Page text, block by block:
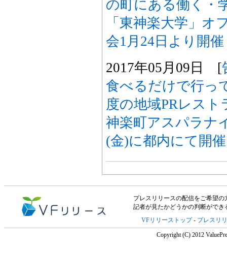
の町にある働く・
「東神楽大学」オ
会1月24日より開催
2017年05月09日 [
食べるだけで行っ
度の地域PRレス
神楽町アスパラナ
(金)に都内にて開
プレスリリースの配信をご希望の
記者が見たかどうかの判断がで
VFリリーストップ- プレスリ
Copyright (C) 2012